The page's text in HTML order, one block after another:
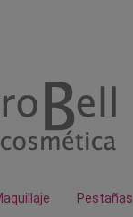
Pestañas